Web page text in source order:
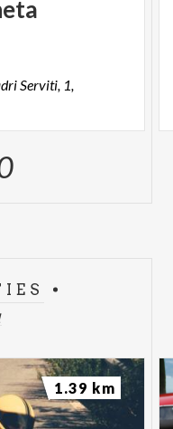
Serviti, 1,
1.39 km